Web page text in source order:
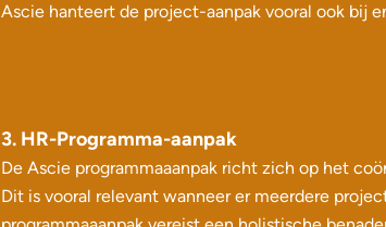
Ascie hanteert de project-aanpak vooral ook bij
3. HR-Programma-aanpak
De Ascie programmaaanpak richt zich op het
Dit is vooral relevant wanneer er meerdere